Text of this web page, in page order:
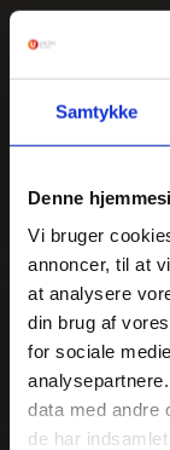
Samtykke
Denne
Vi bruger
annoncer, til at
at analysere
din brug af
for sociale
data med andre
de har